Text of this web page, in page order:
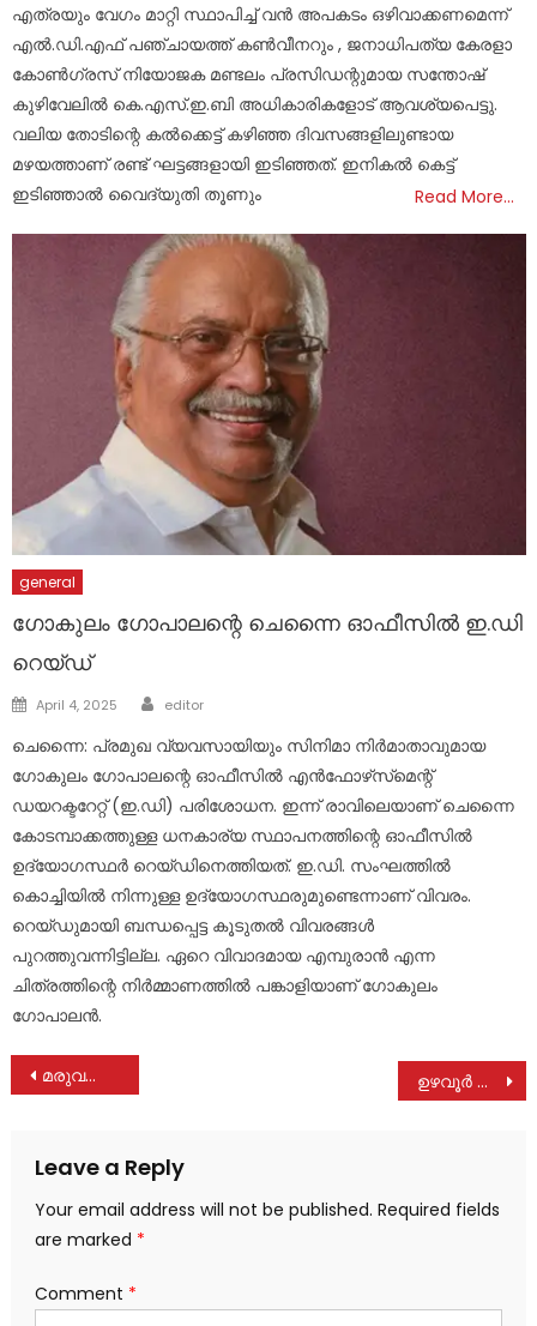
എത്രയും വേഗം മാറ്റി സ്ഥാപിച്ച് വൻ അപകടം ഒഴിവാക്കണമെന്ന്
എൽ.ഡി.എഫ് പഞ്ചായത്ത് കൺവീനറും , ജനാധിപത്യ കേരളാ
കോൺഗ്രസ് നിയോജക മണ്ടലം പ്രസിഡന്റുമായ സന്തോഷ്
കുഴിവേലിൽ കെ.എസ്.ഇ.ബി അധികാരികളോട് ആവശ്യപെട്ടു.
വലിയ തോടിന്റെ കൽക്കെട്ട് കഴിഞ്ഞ ദിവസങ്ങളിലുണ്ടായ
മഴയത്താണ് രണ്ട് ഘട്ടങ്ങളായി ഇടിഞ്ഞത്. ഇനികൽ കെട്ട്
ഇടിഞ്ഞാൽ വൈദ്യുതി തൂണും
Read More…
general
ഗോകുലം ഗോപാലന്റെ ചെന്നൈ ഓഫീസില്‍ ഇ.ഡി
റെയ്ഡ്
Posted
April 4, 2025 Author
editor
ചെന്നൈ: പ്രമുഖ വ്യവസായിയും സിനിമാ നിര്‍മാതാവുമായ
ഗോകുലം ഗോപാലന്റെ ഓഫീസില്‍ എൻഫോഴ്‌സ്‌മെന്റ്
ഡയറക്ടറേറ്റ്‌ (ഇ.ഡി) പരിശോധന. ഇന്ന് രാവിലെയാണ് ചെന്നൈ
കോടമ്പാക്കത്തുള്ള ധനകാര്യ സ്ഥാപനത്തിന്റെ ഓഫീസില്‍
ഉദ്യോഗസ്ഥര്‍ റെയ്ഡിനെത്തിയത്. ഇ.ഡി. സംഘത്തില്‍
കൊച്ചിയില്‍ നിന്നുള്ള ഉദ്യോഗസ്ഥരുമുണ്ടെന്നാണ് വിവരം.
റെയ്ഡുമായി ബന്ധപ്പെട്ട കൂടുതല്‍ വിവരങ്ങള്‍
പുറത്തുവന്നിട്ടില്ല. ഏറെ വിവാദമായ എമ്പുരാന്‍ എന്ന
ചിത്രത്തിന്റെ നിർമ്മാണത്തിൽ പങ്കാളിയാണ് ഗോകുലം
ഗോപാലൻ.
Post
മരുവത്താങ്കൽ കരുണാകരൻ നിര്യാതനായി ഉഴവൂർ അക്ഷയ സെന്റർ പഞ്ചായത്ത് ഷോപ്പിംഗ് കോംപ്ലെക്സിൽ പ്രവർത്തനം ആരംഭിച്ചു
Leave a Reply
Your email address will not be published. Required fields
are marked *
Comment *